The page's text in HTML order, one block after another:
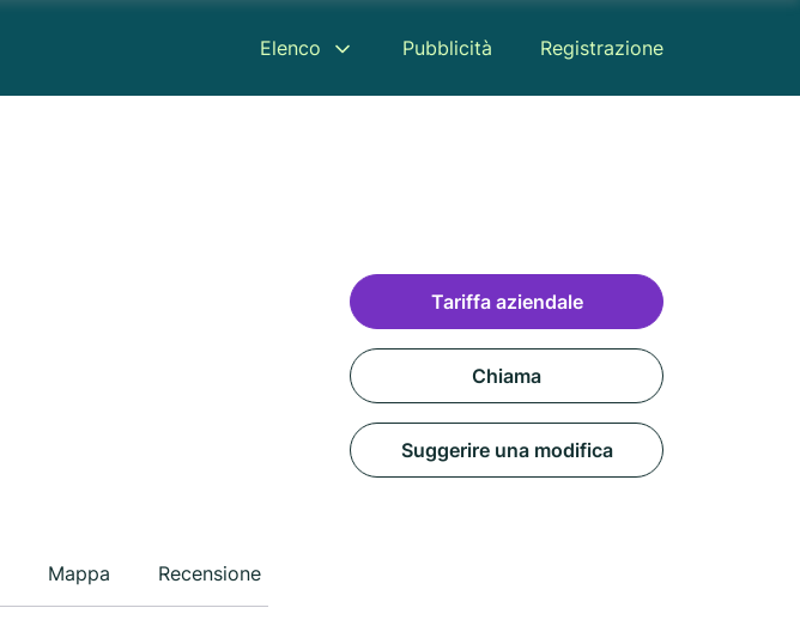
Elenco Pubblicità Registrazione
Mappa Recensione
Tariffa aziendale
Chiama
Suggerire una modifica